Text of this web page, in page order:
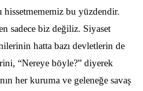
hissetmememiz bu yüzdendir.
sadece biz değiliz. Siyaset
hatta bazı devletlerin de
“Nereye böyle?” diyerek
her kuruma ve geleneğe savaş